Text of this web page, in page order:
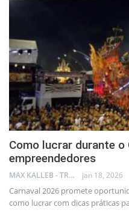
Como lucrar durante o
empreendedores
MAX KALLEB - TRADER jan 18, 2026
Carnaval 2026 promete
como lucrar com dicas práticas